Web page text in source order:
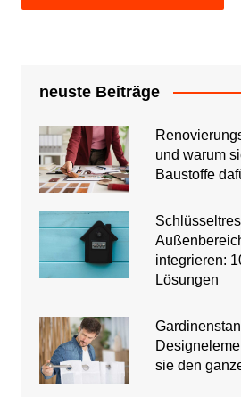
neuste Beiträge
und warum
Baustoffe
integrieren:
Lösungen
sie den